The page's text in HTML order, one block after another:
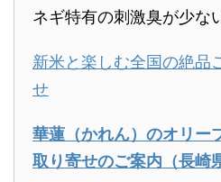
ネギ特有の刺激臭が少な
新米と楽しむ全国の絶品
せ
華蓮（かれん）のオリー
取り寄せのご案内（長崎